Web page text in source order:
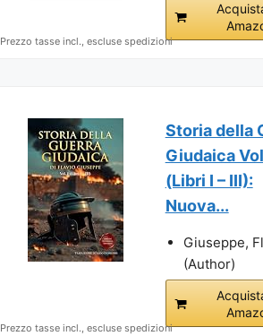
Prezzo tasse incl., escluse spedizioni
Storia della
Giudaica
(Libri I – III):
Nuova...
Giuseppe,
(Author)
Prezzo tasse incl., escluse spedizioni